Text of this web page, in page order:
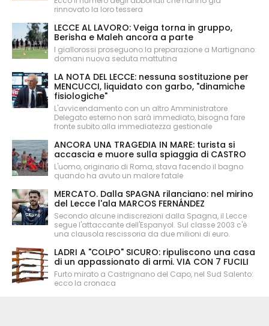
rinnovato la loro tessera
LECCE AL LAVORO: Veiga torna in gruppo,
Berisha e Maleh ancora a parte
I giallorossi proseguono la preparazione a Martignano:
domani nuova seduta mattutina
LA NOTA DEL LECCE: nessuna sostituzione per
MENCUCCI, liquidato con garbo, "dinamiche
fisiologiche"
L'avvicendamento con un altro Amministratore
Delegato esterno non sarà immediato, bisogna fare
fronte subito alla immediatezza gestionale
ANCORA UNA TRAGEDIA IN MARE: turista si
accascia e muore sulla spiaggia di CASTRO
L'uomo, originario di Roma, stava facendo il bagno
quando ha avuto un malore fatale
MERCATO. Dalla SPAGNA rilanciano: nel mirino
del Lecce l'ala MARCOS FERNÁNDEZ
Secondo alcune indiscrezioni dalla Spagna, il Lecce
segue l'attaccante dell'Espanyol. Sul classe 2003 c'è
una clausola rescissoria da due milioni di euro.
LADRI A "COLPO" SICURO: ripuliscono una casa
di un appassionato di armi. VIA CON 7 FUCILI
Furto mirato a Castrignano del Capo, nel Sud Salento:
ecco la cronaca